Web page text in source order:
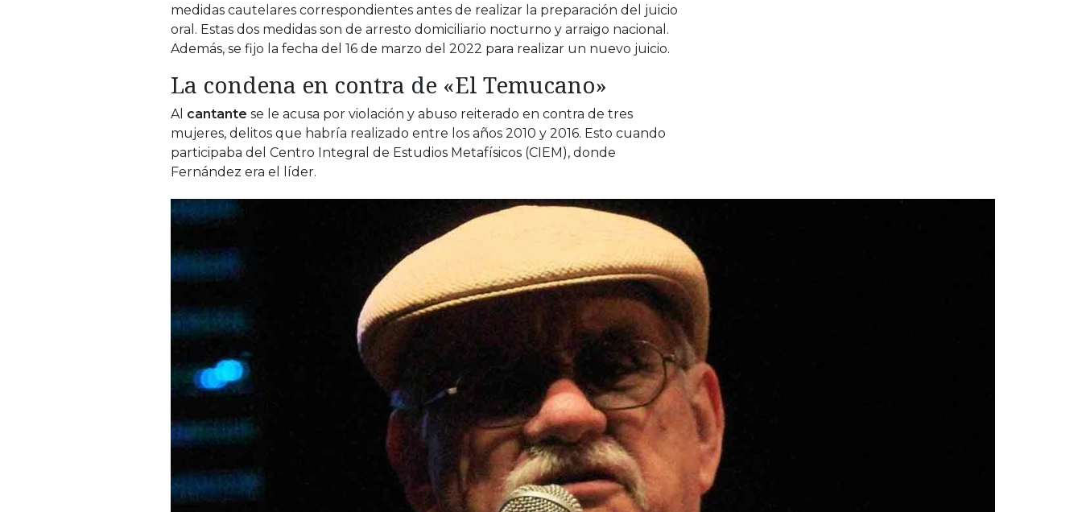
medidas cautelares correspondientes antes de realizar la preparación del juicio
oral. Estas dos medidas son de arresto domiciliario nocturno y arraigo nacional.
Además, se fijo la fecha del 16 de marzo del 2022 para realizar un nuevo juicio.
La condena en contra de «El Temucano»
Al cantante se le acusa por violación y abuso reiterado en contra de tres
mujeres, delitos que habría realizado entre los años 2010 y 2016. Esto cuando
participaba del Centro Integral de Estudios Metafísicos (CIEM), donde
Fernández era el líder.